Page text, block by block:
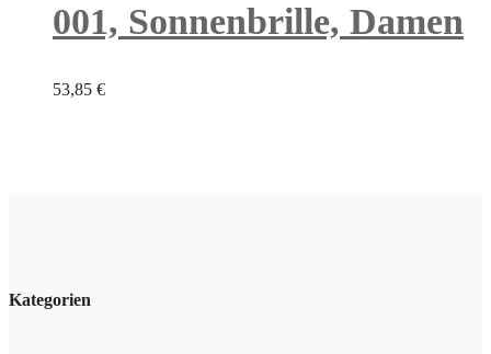
001, Sonnenbrille, Damen
53,85 €
Kategorien